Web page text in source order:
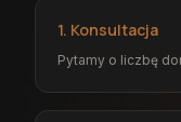
1. Konsultacja
Pytamy o liczbę